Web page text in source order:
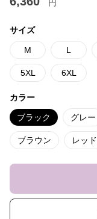
円
サイズ
M L
5XL 6XL
カラー
ブラック グレー
ブラウン レッド